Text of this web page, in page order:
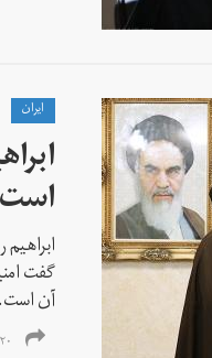
ايران
است
گفت
آن
۲۰ اسفند ۱۳۹۷